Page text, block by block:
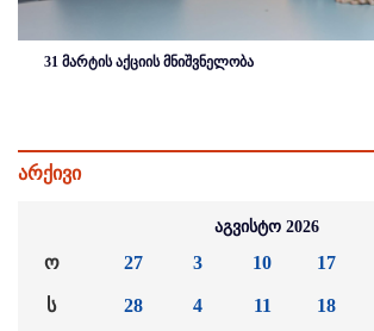
31 მარტის აქციის მნიშვნელობა
არქივი
აგვისტო 2026
ო
ს
27
28
3
4
10
11
17
18